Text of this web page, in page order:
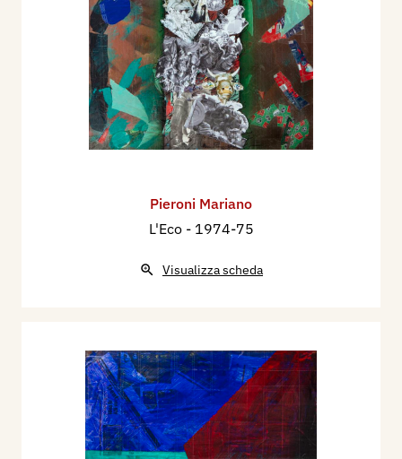
Pieroni Mariano
L'Eco - 1974-75
Visualizza scheda